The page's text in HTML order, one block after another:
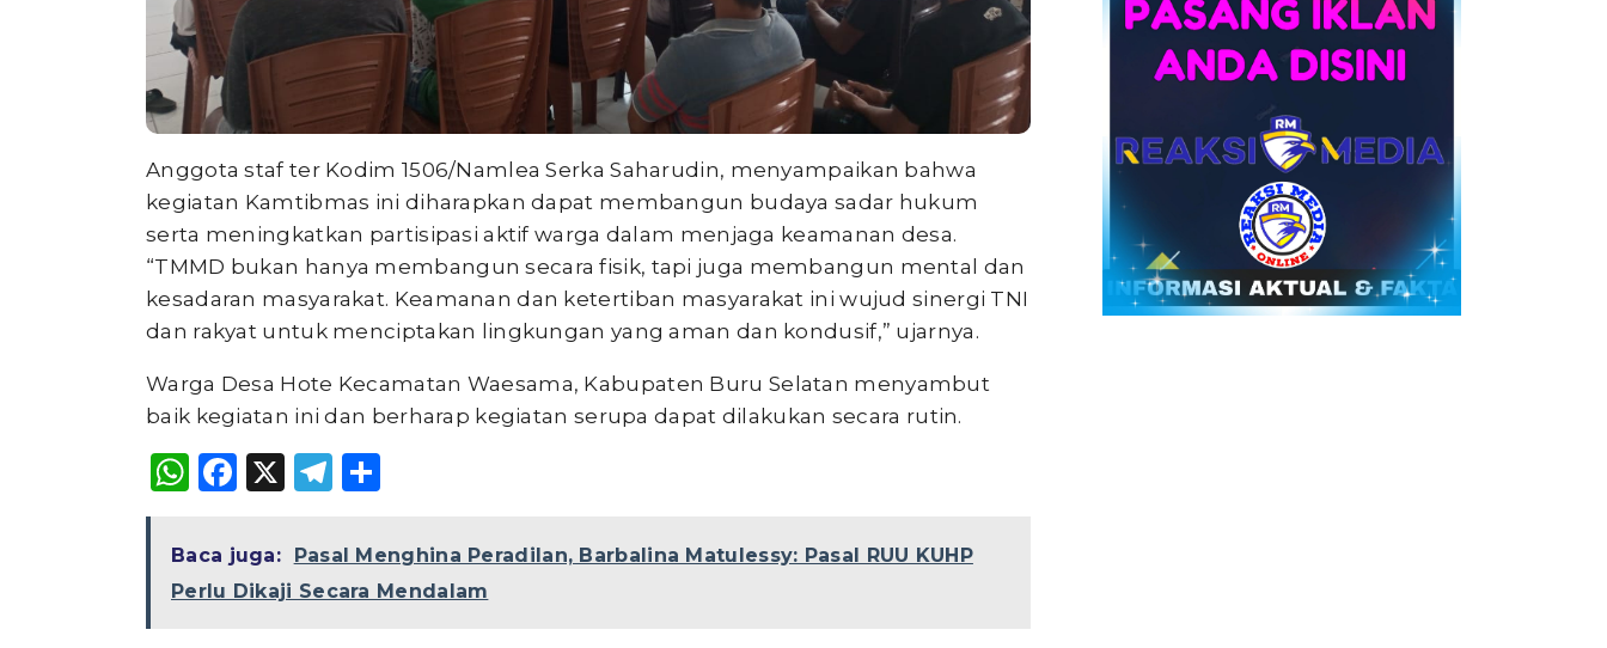
Anggota staf ter Kodim 1506/Namlea Serka Saharudin, menyampaikan bahwa
kegiatan Kamtibmas ini diharapkan dapat membangun budaya sadar hukum
serta meningkatkan partisipasi aktif warga dalam menjaga keamanan desa.
“TMMD bukan hanya membangun secara fisik, tapi juga membangun mental dan
kesadaran masyarakat. Keamanan dan ketertiban masyarakat ini wujud sinergi TNI
dan rakyat untuk menciptakan lingkungan yang aman dan kondusif,” ujarnya.
Warga Desa Hote Kecamatan Waesama, Kabupaten Buru Selatan menyambut
baik kegiatan ini dan berharap kegiatan serupa dapat dilakukan secara rutin.
WhatsApp
Facebook
X Telegram
Baca juga:
Pasal Menghina Peradilan, Barbalina Matulessy: Pasal RUU KUHP
Perlu Dikaji Secara Mendalam